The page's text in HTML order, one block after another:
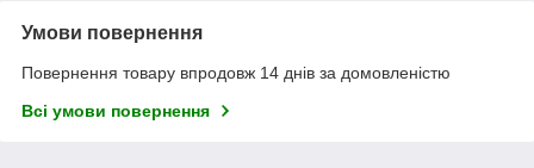
Умови повернення
Повернення товару впродовж 14 днів за домовленістю
Всі умови повернення